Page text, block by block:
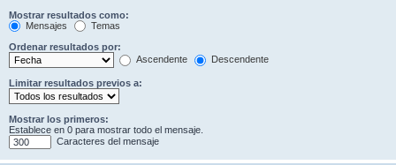
Mostrar resultados como:
Mensajes
Temas
Ordenar resultados por:
Ascendente
Descendente
Limitar resultados previos a:
Mostrar los primeros:
Establece en 0 para mostrar todo el mensaje.
Caracteres del mensaje